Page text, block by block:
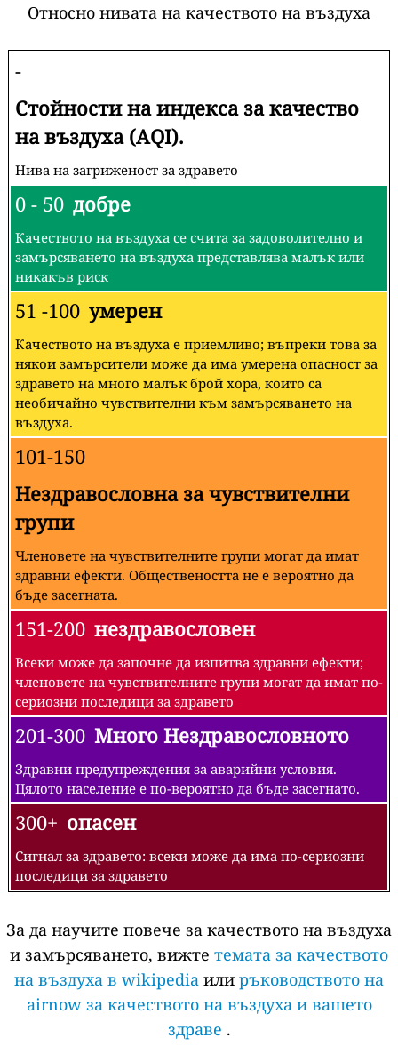
Относно нивата на качеството на въздуха
-
Стойности на индекса за качество
на въздуха (AQI).
Нива на загриженост за здравето
0 - 50 добре
Качеството на въздуха се счита за задоволително и
замърсяването на въздуха представлява малък или
никакъв риск
51 -100 умерен
Качеството на въздуха е приемливо; въпреки това за
някои замърсители може да има умерена опасност за
здравето на много малък брой хора, които са
необичайно чувствителни към замърсяването на
въздуха.
101-150
Нездравословна за чувствителни
групи
Членовете на чувствителните групи могат да имат
здравни ефекти. Обществеността не е вероятно да
бъде засегната.
151-200 нездравословен
Всеки може да започне да изпитва здравни ефекти;
членовете на чувствителните групи могат да имат по-
сериозни последици за здравето
201-300 Много Нездравословното
Здравни предупреждения за аварийни условия.
Цялото население е по-вероятно да бъде засегнато.
300+ опасен
Сигнал за здравето: всеки може да има по-сериозни
последици за здравето
За да научите повече за качеството на въздуха
и замърсяването, вижте темата за качеството
на въздуха в wikipedia или ръководството на
airnow за качеството на въздуха и вашето
здраве .